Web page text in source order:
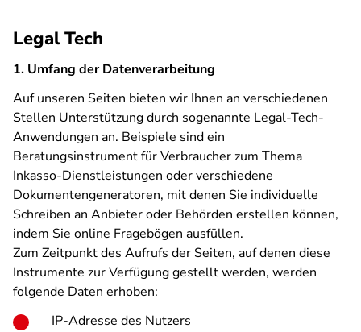
Legal Tech
1. Umfang der Datenverarbeitung
Auf unseren Seiten bieten wir Ihnen an verschiedenen
Stellen Unterstützung durch sogenannte Legal-Tech-
Anwendungen an. Beispiele sind ein
Beratungsinstrument für Verbraucher zum Thema
Inkasso-Dienstleistungen oder verschiedene
Dokumentengeneratoren, mit denen Sie individuelle
Schreiben an Anbieter oder Behörden erstellen können,
indem Sie online Fragebögen ausfüllen.
Zum Zeitpunkt des Aufrufs der Seiten, auf denen diese
Instrumente zur Verfügung gestellt werden, werden
folgende Daten erhoben:
IP-Adresse des Nutzers